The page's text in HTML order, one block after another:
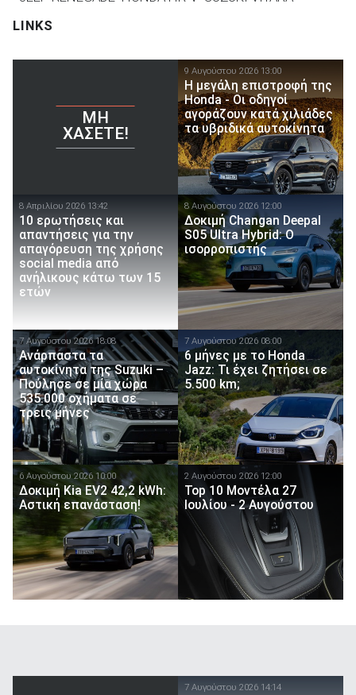
LINKS
ΜΗ
ΧΆΣΕΤΕ!
9 Αυγούστου 2026 13:00
Η μεγάλη επιστροφή της
Honda - Οι οδηγοί
αγοράζουν κατά χιλιάδες
τα υβριδικά αυτοκίνητα
8 Απριλίου 2026 13:42
10 ερωτήσεις και
απαντήσεις για την
απαγόρευση της χρήσης
social media από
ανήλικους κάτω των 15
ετών
8 Αυγούστου 2026 12:00
Δοκιμή Changan Deepal
S05 Ultra Hybrid: Ο
ισορροπιστής
7 Αυγούστου 2026 18:08
Ανάρπαστα τα
αυτοκίνητα της Suzuki –
Πούλησε σε μία χώρα
535.000 οχήματα σε
τρεις μήνες
7 Αυγούστου 2026 08:00
6 μήνες με το Honda
Jazz: Τι έχει ζητήσει σε
5.500 km;
6 Αυγούστου 2026 10:00
Δοκιμή Kia EV2 42,2 kWh:
Αστική επανάσταση!
2 Αυγούστου 2026 12:00
Top 10 Μοντέλα 27
Ιουλίου - 2 Αυγούστου
7 Αυγούστου 2026 14:14